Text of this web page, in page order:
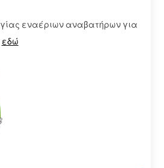
εναέριων αναβατήρων για
εδώ